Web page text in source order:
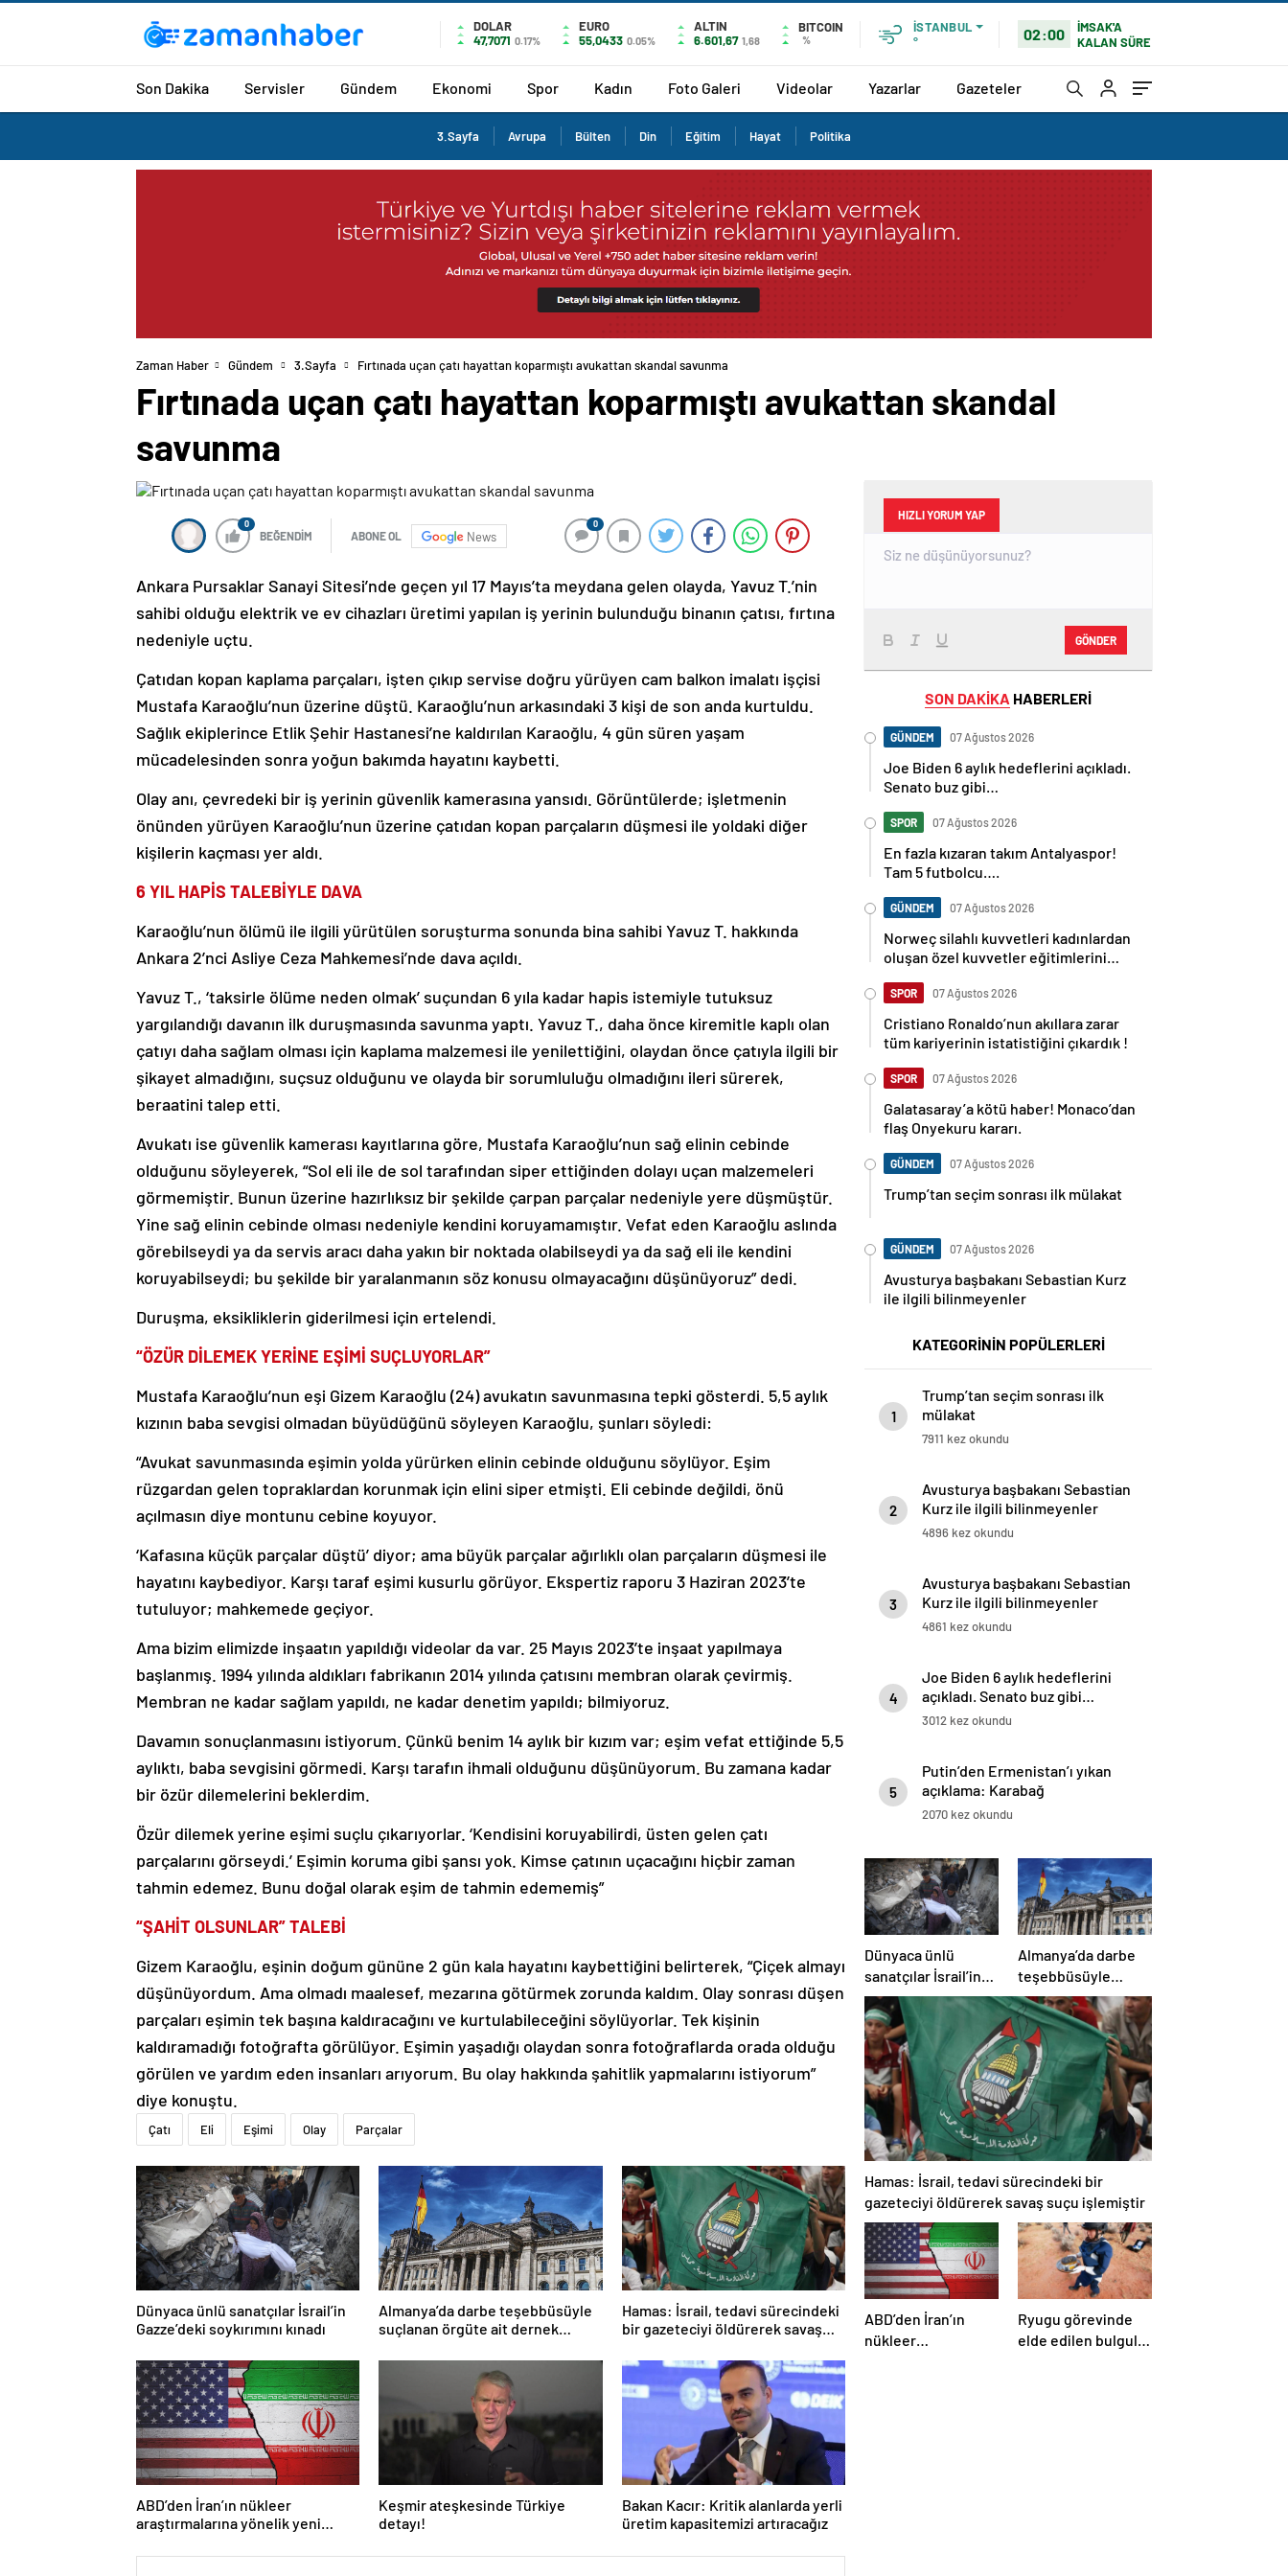
DOLAR
47,7071 0.17%
EURO
55,0433 0.05%
ALTIN
6.601,67 1,68
BITCOIN
%
İSTANBUL
°
02:00
İMSAK'A
KALAN SÜRE
Son Dakika Servisler Gündem Ekonomi Spor Kadın Foto Galeri Videolar Yazarlar Gazeteler
3.Sayfa Avrupa Bülten Din Eğitim Hayat Politika
Zaman Haber Gündem 3.Sayfa Fırtınada uçan çatı hayattan koparmıştı avukattan skandal savunma
Fırtınada uçan çatı hayattan koparmıştı avukattan skandal
savunma
0
BEĞENDİM ABONE OL News
0
Ankara Pursaklar Sanayi Sitesi’nde geçen yıl 17 Mayıs’ta meydana gelen olayda, Yavuz T.’nin
sahibi olduğu elektrik ve ev cihazları üretimi yapılan iş yerinin bulunduğu binanın çatısı, fırtına
nedeniyle uçtu.
Çatıdan kopan kaplama parçaları, işten çıkıp servise doğru yürüyen cam balkon imalatı işçisi
Mustafa Karaoğlu’nun üzerine düştü. Karaoğlu’nun arkasındaki 3 kişi de son anda kurtuldu.
Sağlık ekiplerince Etlik Şehir Hastanesi’ne kaldırılan Karaoğlu, 4 gün süren yaşam
mücadelesinden sonra yoğun bakımda hayatını kaybetti.
Olay anı, çevredeki bir iş yerinin güvenlik kamerasına yansıdı. Görüntülerde; işletmenin
önünden yürüyen Karaoğlu’nun üzerine çatıdan kopan parçaların düşmesi ile yoldaki diğer
kişilerin kaçması yer aldı.
6 YIL HAPİS TALEBİYLE DAVA
Karaoğlu’nun ölümü ile ilgili yürütülen soruşturma sonunda bina sahibi Yavuz T. hakkında
Ankara 2’nci Asliye Ceza Mahkemesi’nde dava açıldı.
Yavuz T., ‘taksirle ölüme neden olmak’ suçundan 6 yıla kadar hapis istemiyle tutuksuz
yargılandığı davanın ilk duruşmasında savunma yaptı. Yavuz T., daha önce kiremitle kaplı olan
çatıyı daha sağlam olması için kaplama malzemesi ile yenilettiğini, olaydan önce çatıyla ilgili bir
şikayet almadığını, suçsuz olduğunu ve olayda bir sorumluluğu olmadığını ileri sürerek,
beraatini talep etti.
Avukatı ise güvenlik kamerası kayıtlarına göre, Mustafa Karaoğlu’nun sağ elinin cebinde
olduğunu söyleyerek, “Sol eli ile de sol tarafından siper ettiğinden dolayı uçan malzemeleri
görmemiştir. Bunun üzerine hazırlıksız bir şekilde çarpan parçalar nedeniyle yere düşmüştür.
Yine sağ elinin cebinde olması nedeniyle kendini koruyamamıştır. Vefat eden Karaoğlu aslında
görebilseydi ya da servis aracı daha yakın bir noktada olabilseydi ya da sağ eli ile kendini
koruyabilseydi; bu şekilde bir yaralanmanın söz konusu olmayacağını düşünüyoruz” dedi.
Duruşma, eksikliklerin giderilmesi için ertelendi.
“ÖZÜR DİLEMEK YERİNE EŞİMİ SUÇLUYORLAR”
Mustafa Karaoğlu’nun eşi Gizem Karaoğlu (24) avukatın savunmasına tepki gösterdi. 5,5 aylık
kızının baba sevgisi olmadan büyüdüğünü söyleyen Karaoğlu, şunları söyledi:
“Avukat savunmasında eşimin yolda yürürken elinin cebinde olduğunu söylüyor. Eşim
rüzgardan gelen topraklardan korunmak için elini siper etmişti. Eli cebinde değildi, önü
açılmasın diye montunu cebine koyuyor.
‘Kafasına küçük parçalar düştü’ diyor; ama büyük parçalar ağırlıklı olan parçaların düşmesi ile
hayatını kaybediyor. Karşı taraf eşimi kusurlu görüyor. Ekspertiz raporu 3 Haziran 2023’te
tutuluyor; mahkemede geçiyor.
Ama bizim elimizde inşaatın yapıldığı videolar da var. 25 Mayıs 2023’te inşaat yapılmaya
başlanmış. 1994 yılında aldıkları fabrikanın 2014 yılında çatısını membran olarak çevirmiş.
Membran ne kadar sağlam yapıldı, ne kadar denetim yapıldı; bilmiyoruz.
Davamın sonuçlanmasını istiyorum. Çünkü benim 14 aylık bir kızım var; eşim vefat ettiğinde 5,5
aylıktı, baba sevgisini görmedi. Karşı tarafın ihmali olduğunu düşünüyorum. Bu zamana kadar
bir özür dilemelerini beklerdim.
Özür dilemek yerine eşimi suçlu çıkarıyorlar. ‘Kendisini koruyabilirdi, üsten gelen çatı
parçalarını görseydi.’ Eşimin koruma gibi şansı yok. Kimse çatının uçacağını hiçbir zaman
tahmin edemez. Bunu doğal olarak eşim de tahmin edememiş”
“ŞAHİT OLSUNLAR” TALEBİ
Gizem Karaoğlu, eşinin doğum gününe 2 gün kala hayatını kaybettiğini belirterek, “Çiçek almayı
düşünüyordum. Ama olmadı maalesef, mezarına götürmek zorunda kaldım. Olay sonrası düşen
parçaları eşimin tek başına kaldıracağını ve kurtulabileceğini söylüyorlar. Tek kişinin
kaldıramadığı fotoğrafta görülüyor. Eşimin yaşadığı olaydan sonra fotoğraflarda orada olduğu
görülen ve yardım eden insanları arıyorum. Bu olay hakkında şahitlik yapmalarını istiyorum”
diye konuştu.
Çatı Eli Eşimi Olay Parçalar
Dünyaca ünlü sanatçılar İsrail’in
Gazze’deki soykırımını kınadı
Almanya’da darbe teşebbüsüyle
suçlanan örgüte ait dernek
Hamas: İsrail, tedavi sürecindeki
bir gazeteciyi öldürerek savaş
ABD’den İran’ın nükleer
araştırmalarına yönelik yeni
Keşmir ateşkesinde Türkiye
detayı!
Bakan Kacır: Kritik alanlarda yerli
üretim kapasitemizi artıracağız
HIZLI YORUM YAP
GÖNDER
SON DAKİKA HABERLERİ
GÜNDEM 07 Ağustos 2026
Joe Biden 6 aylık hedeflerini açıkladı.
Senato buz gibi…
SPOR 07 Ağustos 2026
En fazla kızaran takım Antalyaspor!
Tam 5 futbolcu….
GÜNDEM 07 Ağustos 2026
Norweç silahlı kuvvetleri kadınlardan
oluşan özel kuvvetler eğitimlerini
SPOR 07 Ağustos 2026
Cristiano Ronaldo’nun akıllara zarar
tüm kariyerinin istatistiğini çıkardık !
SPOR 07 Ağustos 2026
Galatasaray’a kötü haber! Monaco’dan
flaş Onyekuru kararı.
GÜNDEM 07 Ağustos 2026
Trump’tan seçim sonrası ilk mülakat
GÜNDEM 07 Ağustos 2026
Avusturya başbakanı Sebastian Kurz
ile ilgili bilinmeyenler
KATEGORİNİN POPÜLERLERİ
1
Trump’tan seçim sonrası ilk
mülakat
7911 kez okundu
2
Avusturya başbakanı Sebastian
Kurz ile ilgili bilinmeyenler
4896 kez okundu
3
Avusturya başbakanı Sebastian
Kurz ile ilgili bilinmeyenler
4861 kez okundu
4
Joe Biden 6 aylık hedeflerini
açıkladı. Senato buz gibi…
3012 kez okundu
5
Putin’den Ermenistan’ı yıkan
açıklama: Karabağ
Azerbaycan’ın ayrılmaz bir
2070 kez okundu
Dünyaca ünlü
sanatçılar İsrail’in
Gazze’deki
soykırımını kınadı
Almanya’da darbe
teşebbüsüyle
suçlanan örgüte ait
dernek yasaklandı
Hamas: İsrail, tedavi sürecindeki bir
gazeteciyi öldürerek savaş suçu işlemiştir
ABD’den İran’ın
nükleer
Ryugu görevinde
elde edilen bulgular